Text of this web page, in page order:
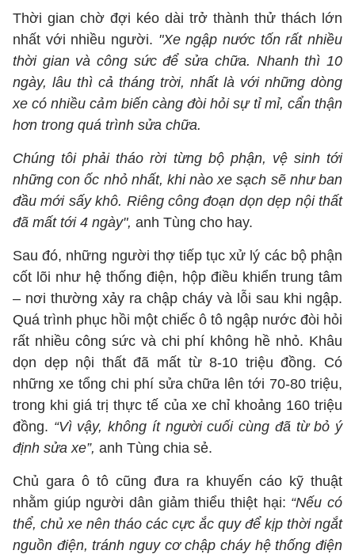
Thời gian chờ đợi kéo dài trở thành thử thách lớn
nhất với nhiều người. "Xe ngập nước tốn rất nhiều
thời gian và công sức để sửa chữa. Nhanh thì 10
ngày, lâu thì cả tháng trời, nhất là với những dòng
xe có nhiều cảm biến càng đòi hỏi sự tỉ mỉ, cẩn thận
hơn trong quá trình sửa chữa.
Chúng tôi phải tháo rời từng bộ phận, vệ sinh tới
những con ốc nhỏ nhất, khi nào xe sạch sẽ như ban
đầu mới sấy khô. Riêng công đoạn dọn dẹp nội thất
đã mất tới 4 ngày", anh Tùng cho hay.
Sau đó, những người thợ tiếp tục xử lý các bộ phận
cốt lõi như hệ thống điện, hộp điều khiển trung tâm
– nơi thường xảy ra chập cháy và lỗi sau khi ngập.
Quá trình phục hồi một chiếc ô tô ngập nước đòi hỏi
rất nhiều công sức và chi phí không hề nhỏ. Khâu
dọn dẹp nội thất đã mất từ 8-10 triệu đồng. Có
những xe tổng chi phí sửa chữa lên tới 70-80 triệu,
trong khi giá trị thực tế của xe chỉ khoảng 160 triệu
đồng. “Vì vậy, không ít người cuối cùng đã từ bỏ ý
định sửa xe”, anh Tùng chia sẻ.
Chủ gara ô tô cũng đưa ra khuyến cáo kỹ thuật
nhằm giúp người dân giảm thiểu thiệt hại: “Nếu có
thể, chủ xe nên tháo các cực ắc quy để kịp thời ngắt
nguồn điện, tránh nguy cơ chập cháy hệ thống điện